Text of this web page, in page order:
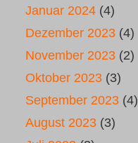
Januar 2024 (4)
Dezember 2023 (4)
November 2023 (2)
Oktober 2023 (3)
September 2023 (4)
August 2023 (3)